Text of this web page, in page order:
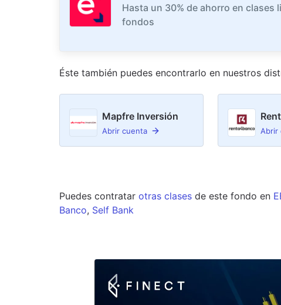
Hasta un 30% de ahorro en clases
fondos
Éste también puedes encontrarlo en nuestros
Mapfre Inversión
Abrir cuenta Abrir
Puedes contratar otras clases de este fondo en
Banco, Self Bank